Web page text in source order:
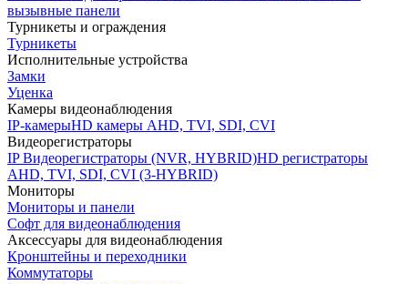
вызывные панели
Турникеты и ограждения
Турникеты
Исполнительные устройства
Замки
Уценка
Камеры видеонаблюдения
IP-камерыHD камеры AHD, TVI, SDI, CVI
Видеорегистраторы
IP Видеорегистраторы (NVR, HYBRID)HD регистраторы
AHD, TVI, SDI, CVI (3-HYBRID)
Мониторы
Мониторы и панели
Софт для видеонаблюдения
Аксессуары для видеонаблюдения
Кронштейны и переходники
Коммутаторы